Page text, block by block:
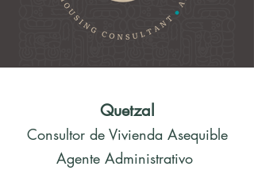
Quetzal
Consultor de Vivienda Asequible
Agente Administrativo